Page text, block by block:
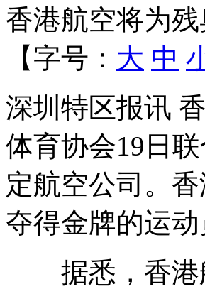
香港航空将为
【字号： 大 中
深圳特区报讯
体育协会19日
定航空公司。
夺得金牌的运
据悉，香港